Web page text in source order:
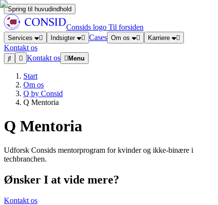
Spring til huvudindhold
Consids logo Til forsiden
Services Indsigter Cases Om os Karriere
Kontakt os
Kontakt os
Menu
Start
Om os
Q by Consid
Q Mentoria
Q Mentoria
Udforsk Consids mentorprogram for kvinder og ikke-binære i
techbranchen.
Ønsker I at vide mere?
Kontakt os